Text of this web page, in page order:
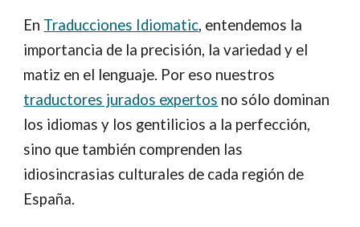
En Traducciones Idiomatic, entendemos la
importancia de la precisión, la variedad y el
matiz en el lenguaje. Por eso nuestros
traductores jurados expertos no sólo dominan
los idiomas y los gentilicios a la perfección,
sino que también comprenden las
idiosincrasias culturales de cada región de
España.